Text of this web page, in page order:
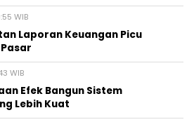
WIB
Laporan Keuangan Picu
WIB
Efek Bangun Sistem
Lebih Kuat